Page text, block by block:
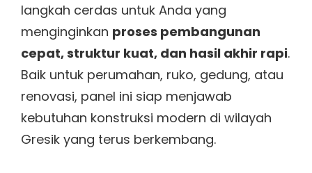
langkah cerdas untuk Anda yang
menginginkan proses pembangunan
cepat, struktur kuat, dan hasil akhir rapi.
Baik untuk perumahan, ruko, gedung, atau
renovasi, panel ini siap menjawab
kebutuhan konstruksi modern di wilayah
Gresik yang terus berkembang.